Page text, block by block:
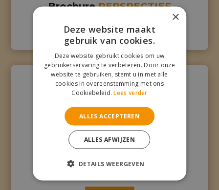
BrochurePERSPECTIEF
DOWNLOADEN
×
Deze website maakt
gebruik van cookies.
Deze website gebruikt cookies om uw
gebruikerservaring te verbeteren. Door onze
website te gebruiken, stemt u in met alle
cookies in overeenstemming met ons
Cookiebeleid.Lees verder
ALLES ACCEPTEREN
ALLES AFWIJZEN
DETAILS WEERGEVEN